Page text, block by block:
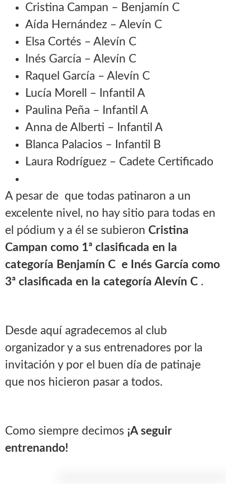
Cristina Campan – Benjamín C
Aída Hernández – Alevín C
Elsa Cortés – Alevín C
Inés García – Alevín C
Raquel García – Alevín C
Lucía Morell – Infantil A
Paulina Peña – Infantil A
Anna de Alberti – Infantil A
Blanca Palacios – Infantil B
Laura Rodríguez – Cadete Certificado
A pesar de que todas patinaron a un
excelente nivel, no hay sitio para todas en
el pódium y a él se subieron Cristina
Campan como 1ª clasificada en la
categoría Benjamín C e Inés García como
3ª clasificada en la categoría Alevín C .
Desde aquí agradecemos al club
organizador y a sus entrenadores por la
invitación y por el buen día de patinaje
que nos hicieron pasar a todos.
Como siempre decimos ¡A seguir
entrenando!